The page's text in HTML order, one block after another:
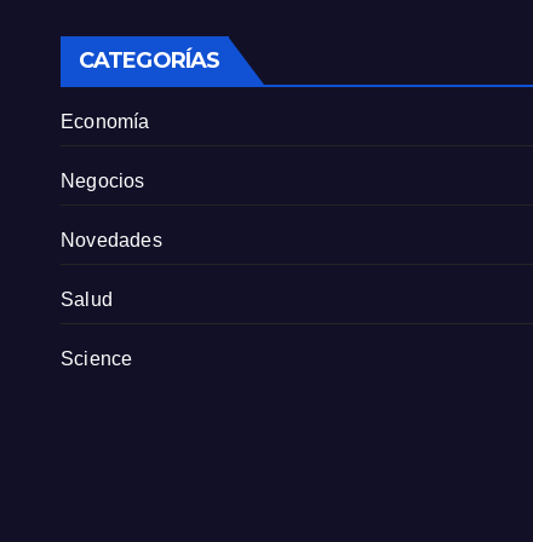
CATEGORÍAS
Economía
Negocios
Novedades
Salud
Science